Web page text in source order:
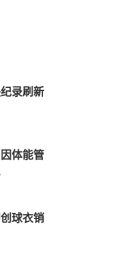
录刷新
体能管
球衣销